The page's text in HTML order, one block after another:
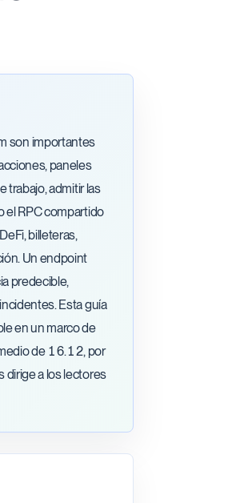
son importantes
paneles
trabajo, admitir las
el RPC compartido
billeteras,
Un endpoint
predecible,
Esta guía
en un marco de
de 16.12, por
dirige a los lectores